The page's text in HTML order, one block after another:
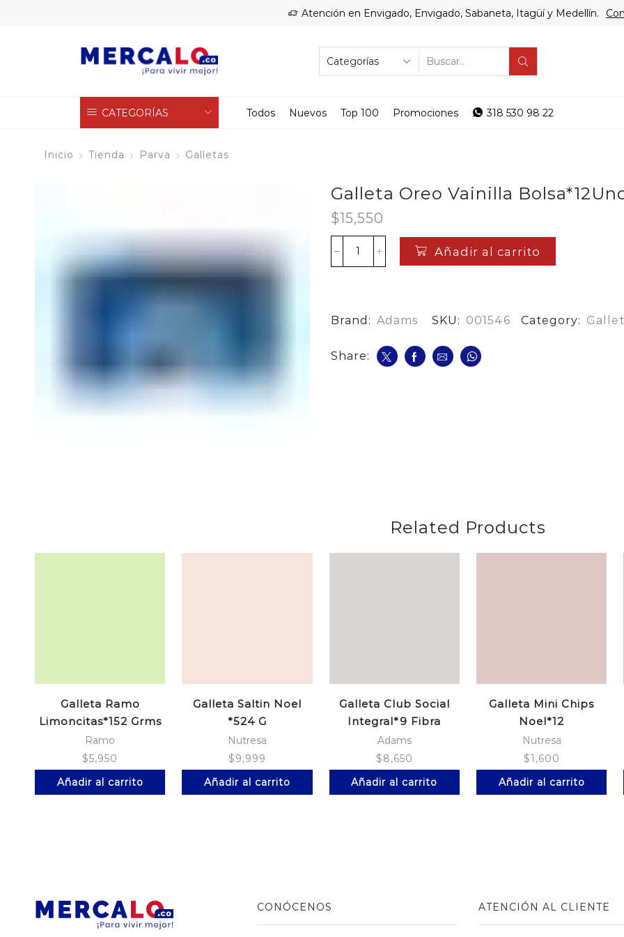
Atención en Envigado, Envigado, Sabaneta, Itagüí y Medellín.
SEARCH
CATEGORÍAS Todos Nuevos Top 100 Promociones 318 530 98 22
Inicio Tienda Parva Galletas
Galleta Oreo Vainilla
$15,550
Galleta
Oreo
cantidad
Añadir al carrito
Brand: Adams SKU: 001546 Category:
Share:
Related Products
Galleta Ramo
Limoncitas*152 Grms
Ramo
$5,950
Añadir al carrito
Galleta Saltin Noel
*524 G
Nutresa
$9,999
Añadir al carrito
Galleta Club Social
Integral*9 Fibra
Adams
$8,650
Añadir al carrito
Galleta Mini Chips
Noel*12
Nutresa
$1,600
Añadir al carrito
CONÓCENOS ATENCIÓN AL CLIENTE